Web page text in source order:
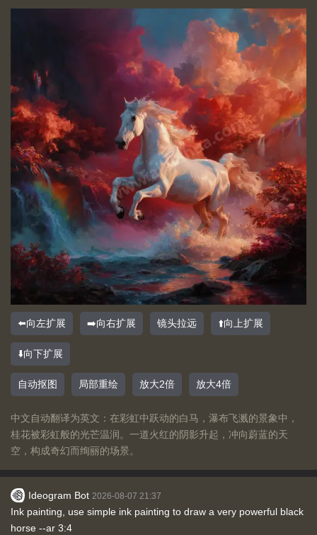
⬅️向左扩展 ➡️向右扩展 镜头拉远 ⬆️向上扩展
⬇️向下扩展
自动抠图 局部重绘 放大2倍 放大4倍
中文自动翻译为英文：在彩虹中跃动的白马，瀑布飞溅的景象中，
桂花被彩虹般的光芒温润。一道火红的阴影升起，冲向蔚蓝的天
空，构成奇幻而绚丽的场景。
Ideogram Bot 2026-08-07 21:37
Ink painting, use simple ink painting to draw a very powerful black
horse --ar 3:4